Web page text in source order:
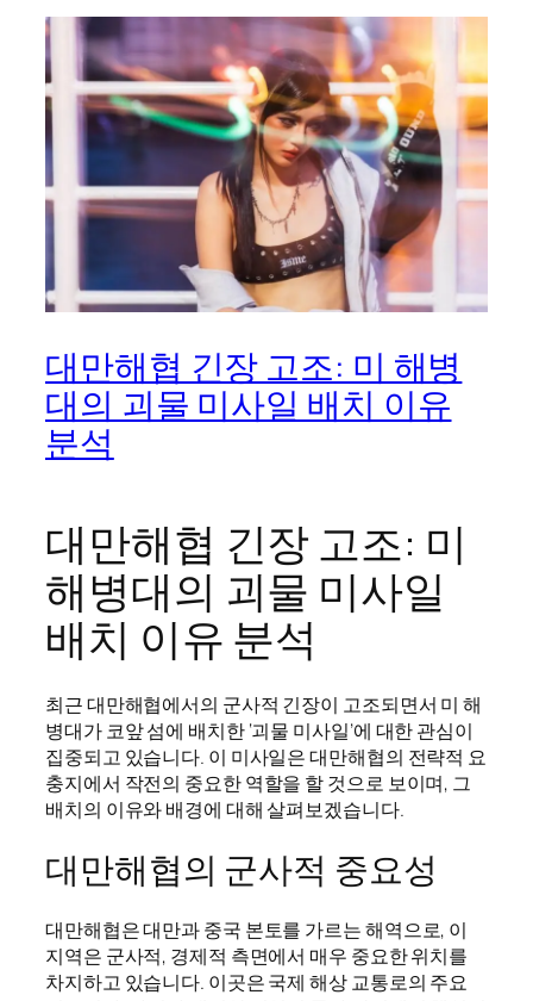
대만해협 긴장 고조: 미 해병
대의 괴물 미사일 배치 이유
분석
대만해협 긴장 고조: 미
해병대의 괴물 미사일
배치 이유 분석
최근 대만해협에서의 군사적 긴장이 고조되면서 미 해
병대가 코앞 섬에 배치한 ‘괴물 미사일’에 대한 관심이
집중되고 있습니다. 이 미사일은 대만해협의 전략적 요
충지에서 작전의 중요한 역할을 할 것으로 보이며, 그
배치의 이유와 배경에 대해 살펴보겠습니다.
대만해협의 군사적 중요성
대만해협은 대만과 중국 본토를 가르는 해역으로, 이
지역은 군사적, 경제적 측면에서 매우 중요한 위치를
차지하고 있습니다. 이곳은 국제 해상 교통로의 주요